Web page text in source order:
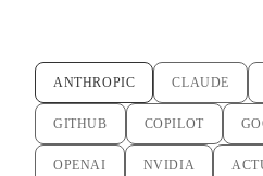
ANTHROPIC CLAUDE
GITHUB COPILOT
OPENAI NVIDIA